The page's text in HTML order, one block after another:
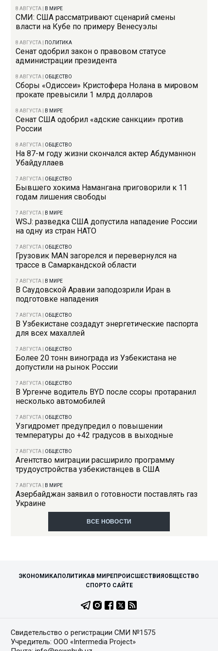
8 АВГУСТА В МИРЕ
СМИ: США рассматривают сценарий смены
власти на Кубе по примеру Венесуэлы
8 АВГУСТА ПОЛИТИКА
Сенат одобрил закон о правовом статусе
администрации президента
8 АВГУСТА ОБЩЕСТВО
Сборы «Одиссеи» Кристофера Нолана в мировом
прокате превысили 1 млрд долларов
8 АВГУСТА В МИРЕ
Сенат США одобрил «адские санкции» против
России
8 АВГУСТА ОБЩЕСТВО
На 87-м году жизни скончался актер Абдуманнон
Убайдуллаев
7 АВГУСТА ОБЩЕСТВО
Бывшего хокима Намангана приговорили к 11
годам лишения свободы
7 АВГУСТА В МИРЕ
WSJ: разведка США допустила нападение России
на одну из стран НАТО
7 АВГУСТА ОБЩЕСТВО
Грузовик MAN загорелся и перевернулся на
трассе в Самаркандской области
7 АВГУСТА В МИРЕ
В Саудовской Аравии заподозрили Иран в
подготовке нападения
7 АВГУСТА ОБЩЕСТВО
В Узбекистане создадут энергетические паспорта
для всех махаллей
7 АВГУСТА ОБЩЕСТВО
Более 20 тонн винограда из Узбекистана не
допустили на рынок России
7 АВГУСТА ОБЩЕСТВО
В Ургенче водитель BYD после ссоры протаранил
несколько автомобилей
7 АВГУСТА ОБЩЕСТВО
Узгидромет предупредил о повышении
температуры до +42 градусов в выходные
7 АВГУСТА ОБЩЕСТВО
Агентство миграции расширило программу
трудоустройства узбекистанцев в США
7 АВГУСТА В МИРЕ
Азербайджан заявил о готовности поставлять газ
Украине
ВСЕ НОВОСТИ
ЭКОНОМИКАПОЛИТИКАВ МИРЕПРОИСШЕСТВИЯ ОБЩЕСТВО
СПОРТО САЙТЕ
Свидетельство о регистрации СМИ №1575
Учредитель: ООО «Intermedia Project»